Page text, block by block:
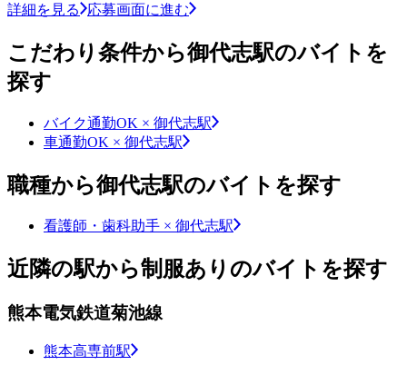
詳細を見る 応募画面に進む
こだわり条件から御代志駅のバイトを
探す
バイク通勤OK × 御代志駅
車通勤OK × 御代志駅
職種から御代志駅のバイトを探す
看護師・歯科助手 × 御代志駅
近隣の駅から制服ありのバイトを探す
熊本電気鉄道菊池線
熊本高専前駅